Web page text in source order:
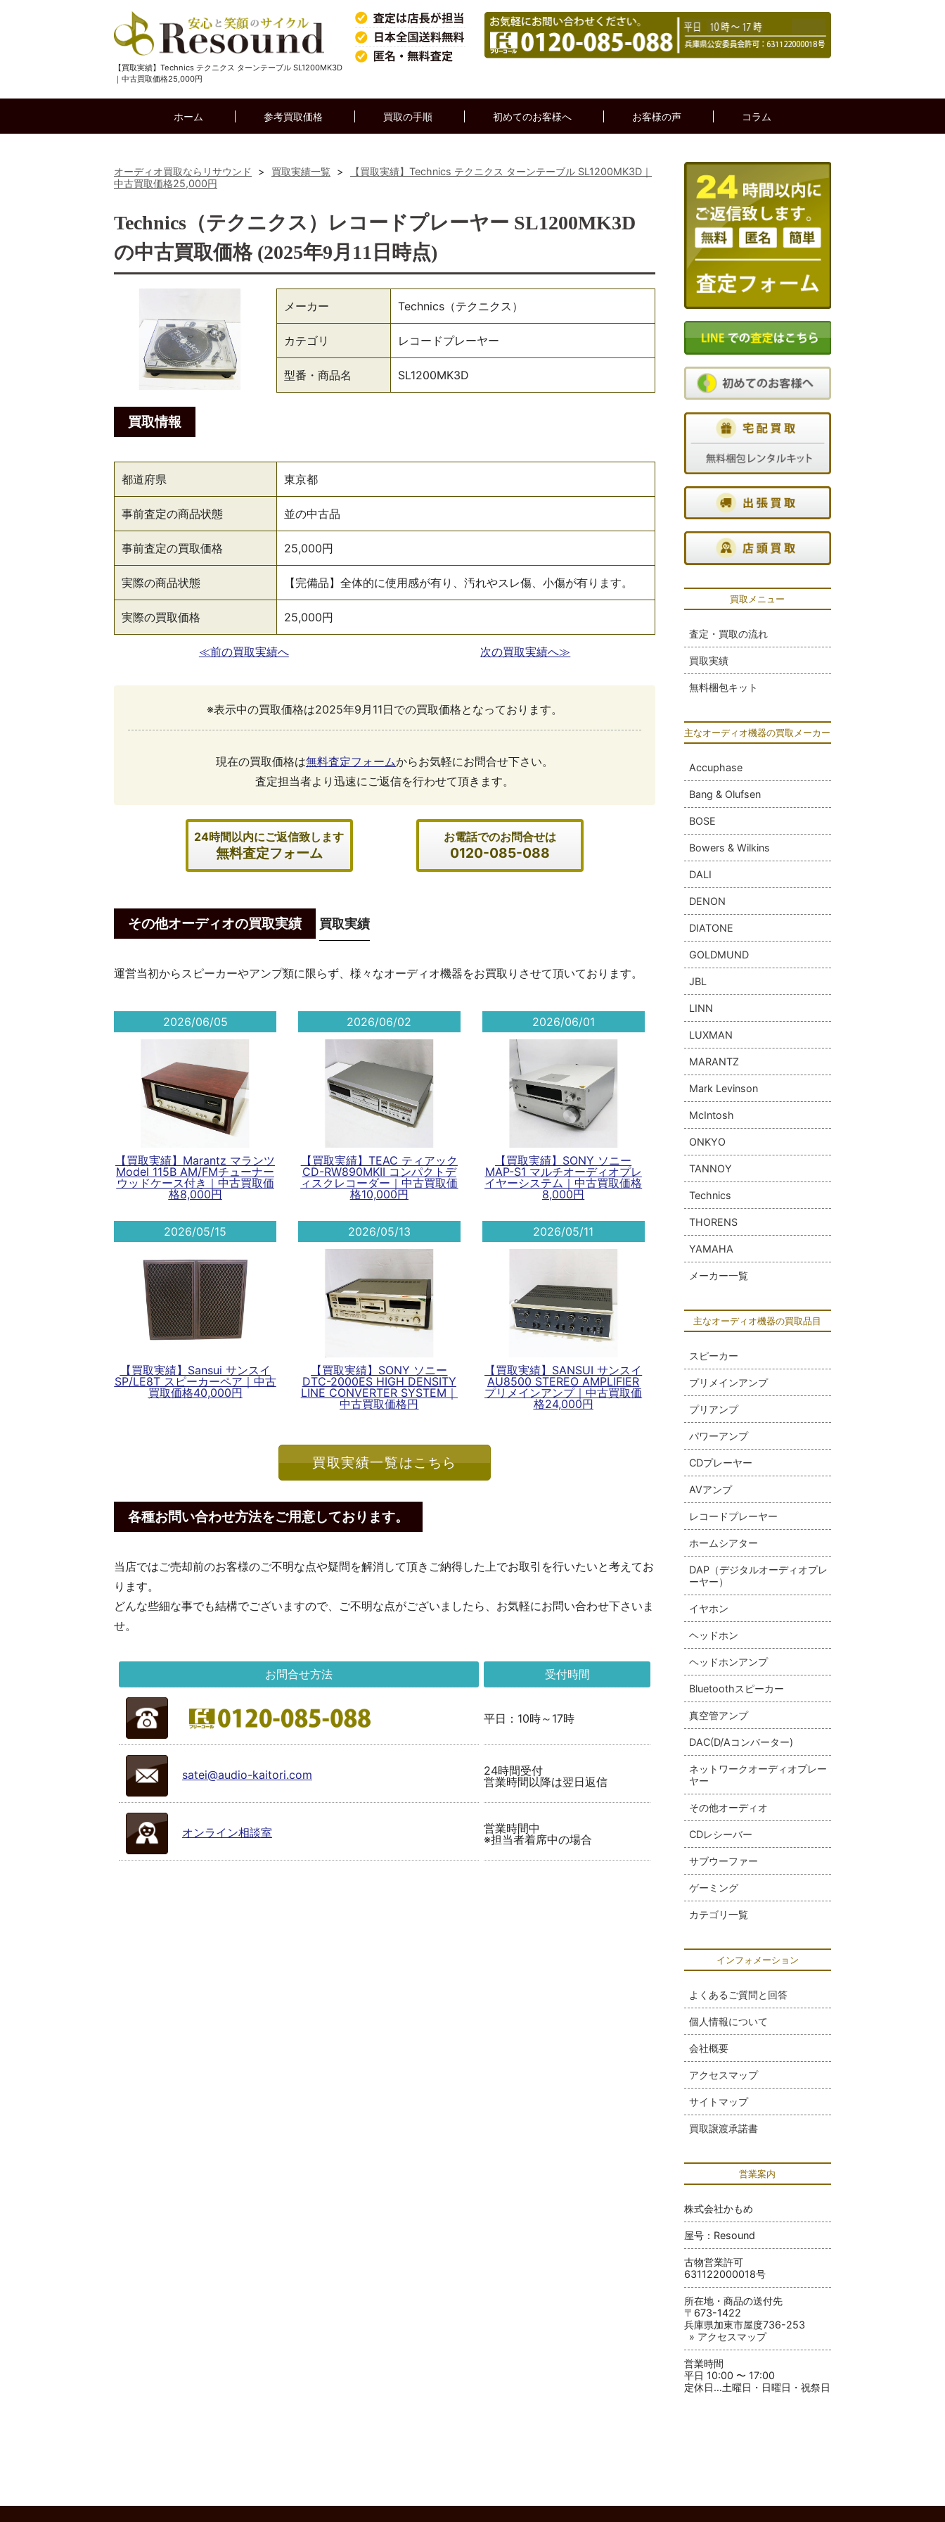
【買取実績】Technics テクニクス ターンテーブル SL1200MK3D
｜中古買取価格25,000円
ホーム 参考買取価格 買取の手順 初めてのお客様へ お客様の声 コラム
オーディオ買取ならリサウンド > 買取実績一覧 >
【買取実績】Technics テクニクス ターンテーブル SL1200MK3D｜
中古買取価格25,000円
Technics（テクニクス）レコードプレーヤー SL1200MK3D
の中古買取価格 (2025年9月11日時点)
メーカー Technics（テクニクス）
カテゴリ レコードプレーヤー
型番・商品名 SL1200MK3D
買取情報
都道府県 東京都
事前査定の商品状態 並の中古品
事前査定の買取価格 25,000円
実際の商品状態 【完備品】全体的に使用感が有り、汚れやスレ傷、小傷が有ります。
実際の買取価格 25,000円
≪前の買取実績へ 次の買取実績へ≫
※表示中の買取価格は2025年9月11日での買取価格となっております。
現在の買取価格は無料査定フォームからお気軽にお問合せ下さい。
査定担当者より迅速にご返信を行わせて頂きます。
24時間以内にご返信致します
無料査定フォーム
お電話でのお問合せは
0120-085-088
その他オーディオの買取実績 買取実績
運営当初からスピーカーやアンプ類に限らず、様々なオーディオ機器をお買取りさせて頂いております。
2026/06/05
【買取実績】Marantz マランツ
Model 115B AM/FMチューナー
ウッドケース付き｜中古買取価
格8,000円
2026/06/02
【買取実績】TEAC ティアック
CD-RW890MKII コンパクトデ
ィスクレコーダー｜中古買取価
格10,000円
2026/06/01
【買取実績】SONY ソニー
MAP-S1 マルチオーディオプレ
イヤーシステム｜中古買取価格
8,000円
2026/05/15
【買取実績】Sansui サンスイ
SP/LE8T スピーカーペア｜中古
買取価格40,000円
2026/05/13
【買取実績】SONY ソニー
DTC-2000ES HIGH DENSITY
LINE CONVERTER SYSTEM｜
中古買取価格円
2026/05/11
【買取実績】SANSUI サンスイ
AU8500 STEREO AMPLIFIER
プリメインアンプ｜中古買取価
格24,000円
買取実績一覧はこちら
各種お問い合わせ方法をご用意しております。
当店ではご売却前のお客様のご不明な点や疑問を解消して頂きご納得した上でお取引を行いたいと考えてお
ります。
どんな些細な事でも結構でございますので、ご不明な点がございましたら、お気軽にお問い合わせ下さいま
せ。
お問合せ方法 受付時間
平日：10時～17時
satei@audio-kaitori.com
24時間受付
営業時間以降は翌日返信
オンライン相談室
営業時間中
※担当者着席中の場合
買取メニュー
査定・買取の流れ
買取実績
無料梱包キット
主なオーディオ機器の買取メーカー
Accuphase
Bang & Olufsen
BOSE
Bowers & Wilkins
DALI
DENON
DIATONE
GOLDMUND
JBL
LINN
LUXMAN
MARANTZ
Mark Levinson
McIntosh
ONKYO
TANNOY
Technics
THORENS
YAMAHA
メーカー一覧
主なオーディオ機器の買取品目
スピーカー
プリメインアンプ
プリアンプ
パワーアンプ
CDプレーヤー
AVアンプ
レコードプレーヤー
ホームシアター
DAP（デジタルオーディオプレ
ーヤー）
イヤホン
ヘッドホン
ヘッドホンアンプ
Bluetoothスピーカー
真空管アンプ
DAC(D/Aコンバーター)
ネットワークオーディオプレー
ヤー
その他オーディオ
CDレシーバー
サブウーファー
ゲーミング
カテゴリ一覧
インフォメーション
よくあるご質問と回答
個人情報について
会社概要
アクセスマップ
サイトマップ
買取譲渡承諾書
営業案内
株式会社かもめ
屋号：Resound
古物営業許可
631122000018号
所在地・商品の送付先
〒673-1422
兵庫県加東市屋度736-253
» アクセスマップ
営業時間
平日 10:00 〜 17:00
定休日…土曜日・日曜日・祝祭日